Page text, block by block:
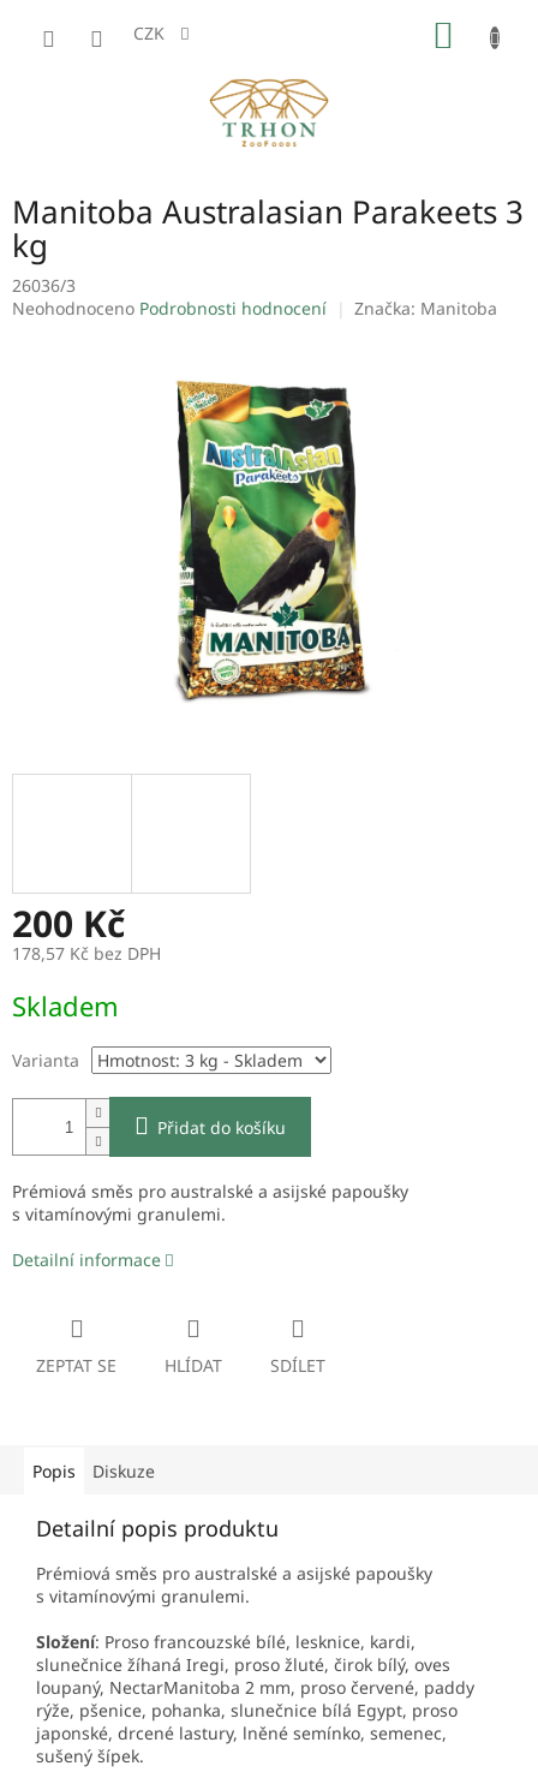
CZK
Manitoba Australasian Parakeets 3
kg
26036/3
Průměrné
Neohodnoceno Podrobnosti hodnocení Značka: Manitoba
200 Kč
178,57 Kč bez DPH
cena:
Skladem
Varianta
Přidat do košíku
Prémiová směs pro australské a asijské papoušky
s vitamínovými granulemi.
Detailní informace
ZEPTAT SE HLÍDAT SDÍLET
Popis Diskuze
Detailní popis produktu
Prémiová směs pro australské a asijské papoušky
s vitamínovými granulemi.
Složení: Proso francouzské bílé, lesknice, kardi,
slunečnice žíhaná Iregi, proso žluté, čirok bílý, oves
loupaný, NectarManitoba 2 mm, proso červené, paddy
rýže, pšenice, pohanka, slunečnice bílá Egypt, proso
japonské, drcené lastury, lněné semínko, semenec,
sušený šípek.